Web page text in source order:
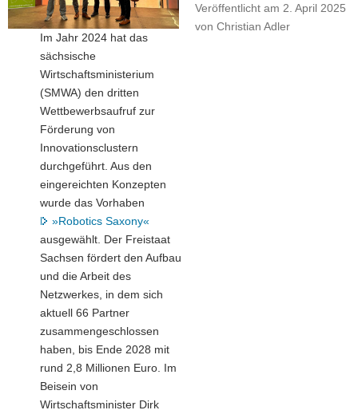
Veröffentlicht am 2. April 2025
von Christian Adler
Im Jahr 2024 hat das
sächsische
Wirtschaftsministerium
(SMWA) den dritten
Wettbewerbsaufruf zur
Förderung von
Innovationsclustern
durchgeführt. Aus den
eingereichten Konzepten
wurde das Vorhaben
»Robotics Saxony«
ausgewählt. Der Freistaat
Sachsen fördert den Aufbau
und die Arbeit des
Netzwerkes, in dem sich
aktuell 66 Partner
zusammengeschlossen
haben, bis Ende 2028 mit
rund 2,8 Millionen Euro. Im
Beisein von
Wirtschaftsminister Dirk